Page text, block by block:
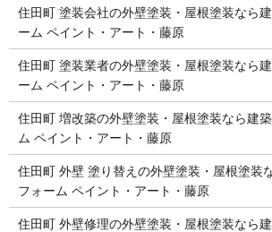
住田町 塗装会社の外壁塗装・屋根塗装なら
ーム ペイント・アート・藤原
住田町 塗装業者の外壁塗装・屋根塗装なら
ーム ペイント・アート・藤原
住田町 増改築の外壁塗装・屋根塗装なら建
ム ペイント・アート・藤原
住田町 外壁 塗り替えの外壁塗装・屋根塗装
フォーム ペイント・アート・藤原
住田町 外壁修理の外壁塗装・屋根塗装なら